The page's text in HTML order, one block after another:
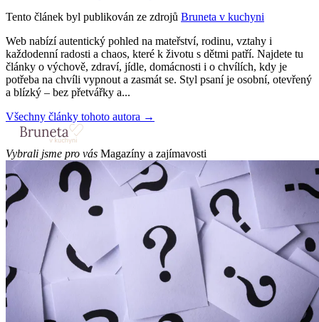
Tento článek byl publikován ze zdrojů Bruneta v kuchyni
Web nabízí autentický pohled na mateřství, rodinu, vztahy i
každodenní radosti a chaos, které k životu s dětmi patří. Najdete tu
články o výchově, zdraví, jídle, domácnosti i o chvílích, kdy je
potřeba na chvíli vypnout a zasmát se. Styl psaní je osobní, otevřený
a blízký – bez přetvářky a...
Všechny články tohoto autora →
Vybrali jsme pro vás Magazíny a zajímavosti